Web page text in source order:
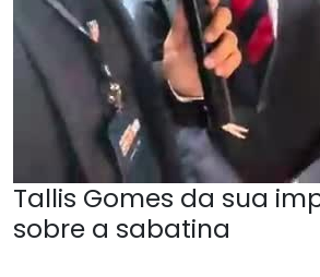
Tallis Gomes da sua
sobre a sabatina